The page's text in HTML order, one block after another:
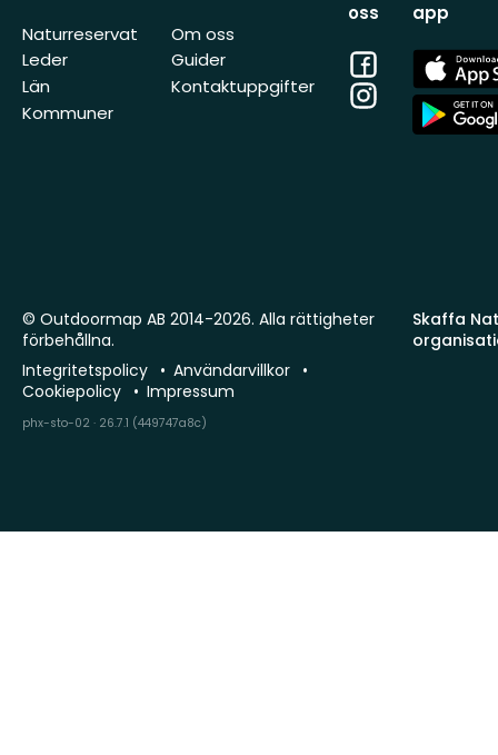
Naturreservat
Leder
Län
Kommuner
Om oss
Guider
Kontaktuppgifter
oss
Facebook
Instagram
app
App
Store
App
Store
Skaffa
© Outdoormap AB 2014-2026. Alla rättigheter
förbehållna.
Integritetspolicy
Användarvillkor
Cookiepolicy
Impressum
phx-sto-02 · 26.7.1 (449747a8c)